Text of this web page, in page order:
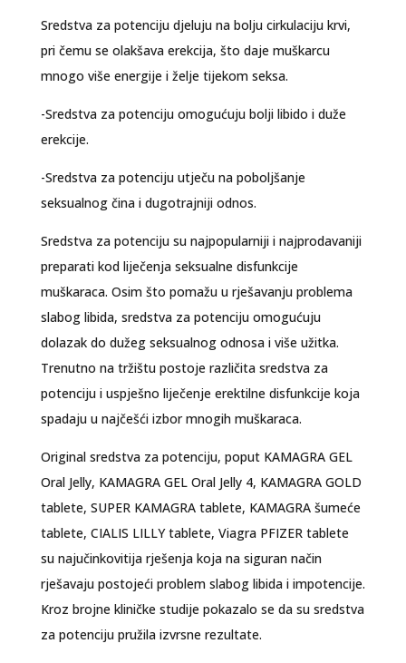
Sredstva za potenciju djeluju na bolju cirkulaciju krvi,
pri čemu se olakšava erekcija, što daje muškarcu
mnogo više energije i želje tijekom seksa.
-Sredstva za potenciju omogućuju bolji libido i duže
erekcije.
-Sredstva za potenciju utječu na poboljšanje
seksualnog čina i dugotrajniji odnos.
Sredstva za potenciju su najpopularniji i najprodavaniji
preparati kod liječenja seksualne disfunkcije
muškaraca. Osim što pomažu u rješavanju problema
slabog libida, sredstva za potenciju omogućuju
dolazak do dužeg seksualnog odnosa i više užitka.
Trenutno na tržištu postoje različita sredstva za
potenciju i uspješno liječenje erektilne disfunkcije koja
spadaju u najčešći izbor mnogih muškaraca.
Original sredstva za potenciju, poput KAMAGRA GEL
Oral Jelly, KAMAGRA GEL Oral Jelly 4, KAMAGRA GOLD
tablete, SUPER KAMAGRA tablete, KAMAGRA šumeće
tablete, CIALIS LILLY tablete, Viagra PFIZER tablete
su najučinkovitija rješenja koja na siguran način
rješavaju postojeći problem slabog libida i impotencije.
Kroz brojne kliničke studije pokazalo se da su sredstva
za potenciju pružila izvrsne rezultate.